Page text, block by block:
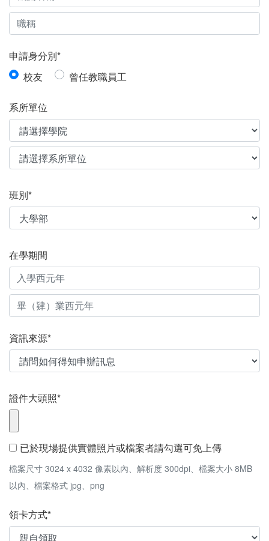
申請身分別*
校友
曾任教職員工
系所單位
班別*
在學期間
資訊來源*
證件大頭照*
已於現場提供實體照片或檔案者請勾選可免上傳
檔案尺寸 3024 x 4032 像素以內、解析度 300dpi、檔案大小 8MB
以內、檔案格式 jpg、png
領卡方式*